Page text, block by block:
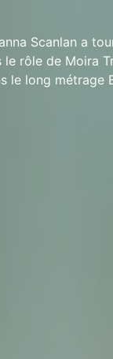
Scanlan a
rôle de Moira
le long métrage